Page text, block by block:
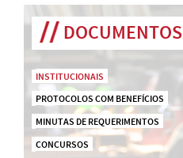
DOCUMENTOS
INSTITUCIONAIS
PROTOCOLOS COM BENEFÍCIOS
MINUTAS DE REQUERIMENTOS
CONCURSOS